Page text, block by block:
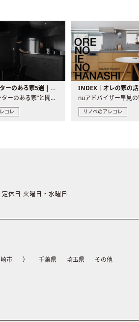
バーカウンターのある家5選 | 日常に馴染む“距離の近い”キッチンとは
“バーカウンターのある家”と聞くと、少し特別な、大人のための..
コレ
INDEX｜オレの家の話
リノベのアレコレ
休日 火曜日・水曜日
市 ） 千葉県 埼玉県
その他